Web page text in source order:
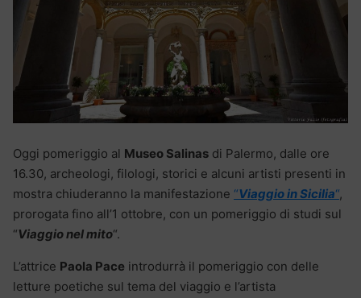
Oggi pomeriggio al Museo Salinas di Palermo, dalle ore
16.30, archeologi, filologi, storici e alcuni artisti presenti in
mostra chiuderanno la manifestazione “Viaggio in Sicilia“,
prorogata fino all’1 ottobre, con un pomeriggio di studi sul
“Viaggio nel mito“.
L’attrice Paola Pace introdurrà il pomeriggio con delle
letture poetiche sul tema del viaggio e l’artista